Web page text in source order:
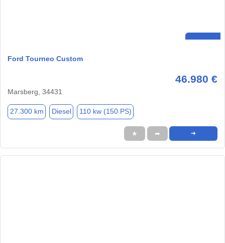
Ford Tourneo Custom
46.980 €
Marsberg, 34431
27.300 km Diesel 110 kw (150 PS)
★ ➦ ➜